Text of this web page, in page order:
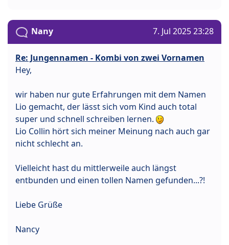
Nany 7. Jul 2025 23:28
Re: Jungennamen - Kombi von zwei Vornamen
Hey,
wir haben nur gute Erfahrungen mit dem Namen
Lio gemacht, der lässt sich vom Kind auch total
super und schnell schreiben lernen.
Lio Collin hört sich meiner Meinung nach auch gar
nicht schlecht an.
Vielleicht hast du mittlerweile auch längst
entbunden und einen tollen Namen gefunden...?!
Liebe Grüße
Nancy